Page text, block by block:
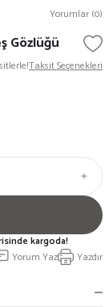
Yorumlar (0)
Gözlüğü
Taksit Seçenekleri
Yorum Yaz Yazdır
kargoda!